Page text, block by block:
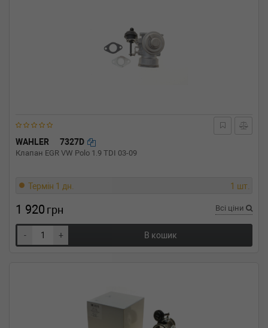
WAHLER 7327D
Клапан EGR VW Polo 1.9 TDI 03-09
Термін 1 дн. 1 шт.
1 920 грн Всі ціни
- + В кошик